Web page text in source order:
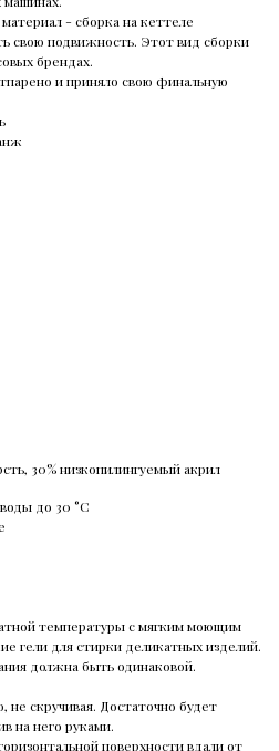
- сборка на кеттеле
свою подвижность. Этот вид сборки
брендах.
и приняло свою финальную
30% низкопилингуемый акрил
до 30 °C
температуры с мягким моющим
гели для стирки деликатных изделий.
должна быть одинаковой.
скручивая. Достаточно будет
на него руками.
поверхности вдали от